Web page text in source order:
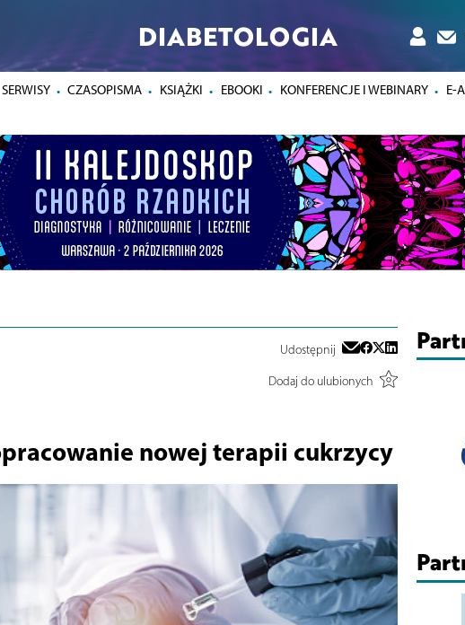
DIABETOLOGIA
SERWISY CZASOPISMA KSIĄŻKI EBOOKI KONFERENCJE I WEBINARY E-
Udostępnij
Dodaj do ulubionych
nowej terapii cukrzycy